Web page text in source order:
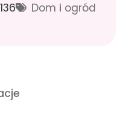
Dom i ogród